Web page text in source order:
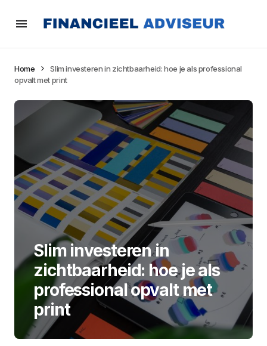
Home
Slim investeren in zichtbaarheid: hoe je als professional
opvalt met print
Slim investeren in
zichtbaarheid: hoe je als
professional opvalt met
print